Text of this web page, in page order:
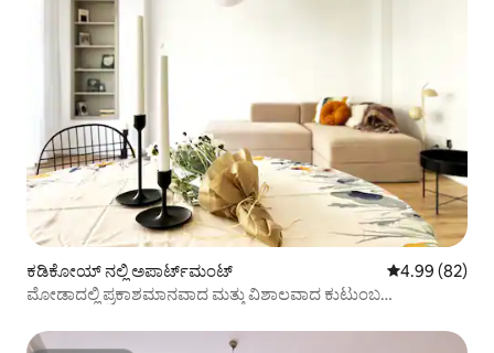
ಕಡಿಕೋಯ್ ನಲ್ಲಿ ಅಪಾರ್ಟ್‌ಮಂಟ್ 5 ರಲ್ಲಿ 4.99
4.99 (82)
ಮೋಡಾದಲ್ಲಿ ಪ್ರಕಾಶಮಾನವಾದ ಮತ್ತು ವಿಶಾಲವಾದ ಕುಟುಂಬ